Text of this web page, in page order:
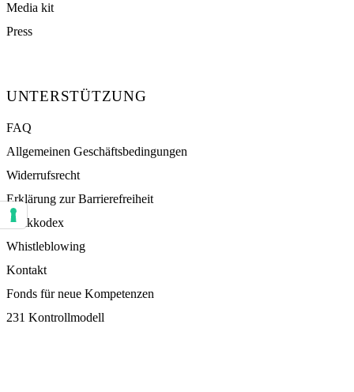
Media kit
Press
UNTERSTÜTZUNG
FAQ
Allgemeinen Geschäftsbedingungen
Widerrufsrecht
Erklärung zur Barrierefreiheit
Ethikkodex
Whistleblowing
Kontakt
Fonds für neue Kompetenzen
231 Kontrollmodell
Ihre Einstellungen für Einwilligungen für Tracking Technologien